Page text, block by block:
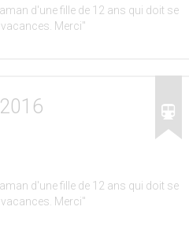
d'une fille de 12 ans qui doit se
Merci"
d'une fille de 12 ans qui doit se
Merci"